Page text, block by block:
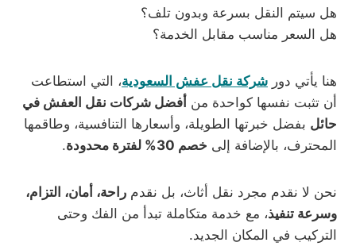
هل سيتم النقل بسرعة وبدون تلف؟
هل السعر مناسب مقابل الخدمة؟
هنا يأتي دور شركة نقل عفش السعودية، التي استطاعت
أن تثبت نفسها كواحدة من أفضل شركات نقل العفش في
حائل بفضل خبرتها الطويلة، وأسعارها التنافسية، وطاقمها
المحترف، بالإضافة إلى خصم 30% لفترة محدودة .
نحن لا نقدم مجرد نقل أثاث، بل نقدم راحة، أمان، التزام،
وسرعة تنفيذ، مع خدمة متكاملة تبدأ من الفك وحتى
التركيب في المكان الجديد.